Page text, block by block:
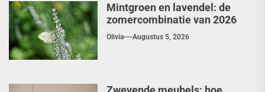
Mintgroen en lavendel: de
zomercombinatie van 2026
Olivia Augustus 5, 2026